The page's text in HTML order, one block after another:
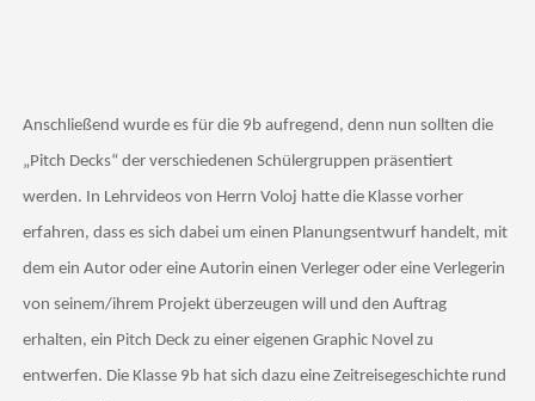
Anschließend wurde es für die 9b aufregend, denn nun sollten die
„Pitch Decks“ der verschiedenen Schülergruppen präsentiert
werden. In Lehrvideos von Herrn Voloj hatte die Klasse vorher
erfahren, dass es sich dabei um einen Planungsentwurf handelt, mit
dem ein Autor oder eine Autorin einen Verleger oder eine Verlegerin
von seinem/ihrem Projekt überzeugen will und den Auftrag
erhalten, ein Pitch Deck zu einer eigenen Graphic Novel zu
entwerfen. Die Klasse 9b hat sich dazu eine Zeitreisegeschichte rund